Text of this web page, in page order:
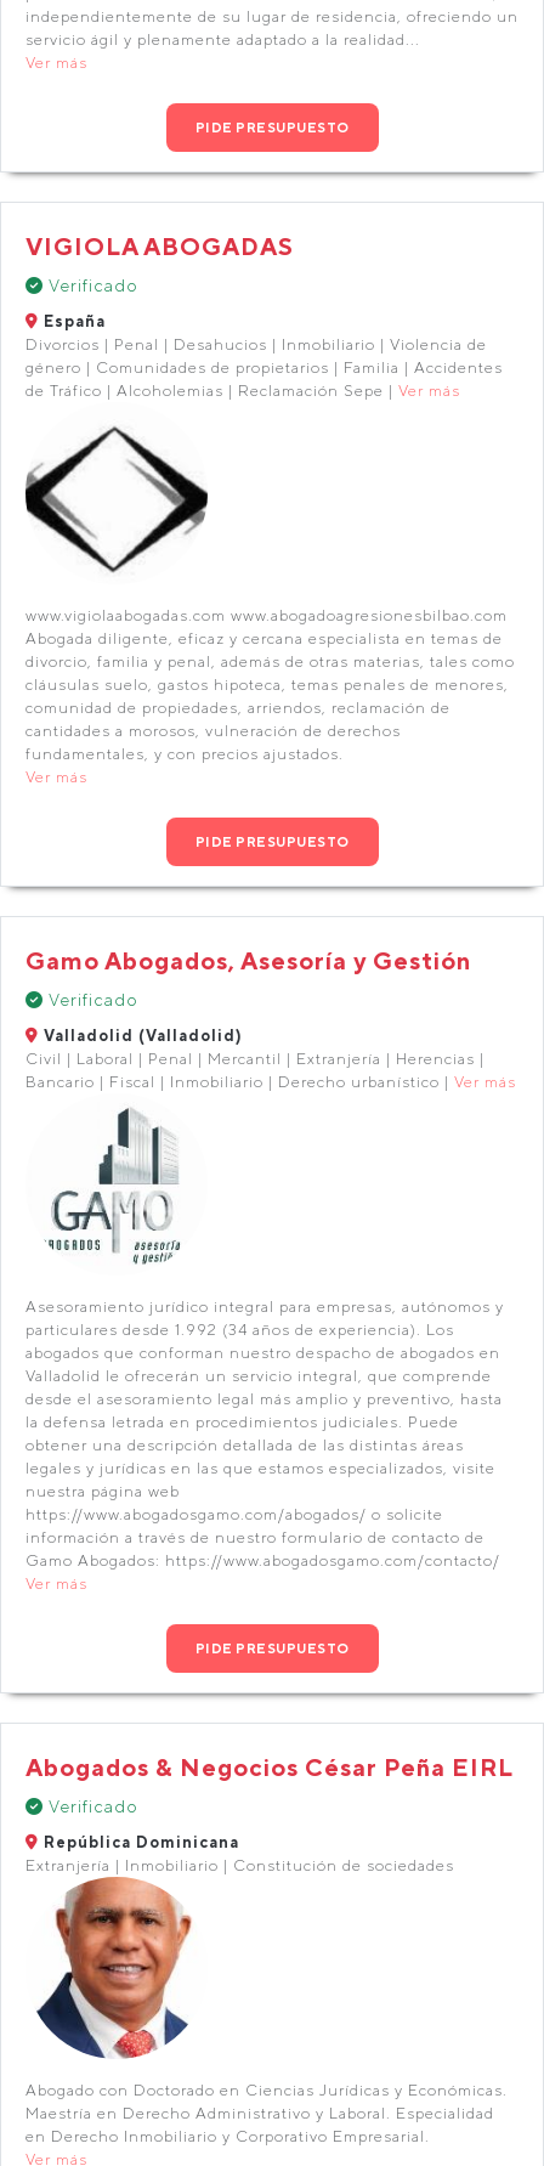
independientemente de su lugar de residencia, ofreciendo un
servicio ágil y plenamente adaptado a la realidad...
Ver más
PIDE PRESUPUESTO
VIGIOLA ABOGADAS
Verificado
España
Divorcios | Penal | Desahucios | Inmobiliario | Violencia de
género | Comunidades de propietarios | Familia | Accidentes
de Tráfico | Alcoholemias | Reclamación Sepe | Ver más
www.vigiolaabogadas.com www.abogadoagresionesbilbao.com
Abogada diligente, eficaz y cercana especialista en temas de
divorcio, familia y penal, además de otras materias, tales como
cláusulas suelo, gastos hipoteca, temas penales de menores,
comunidad de propiedades, arriendos, reclamación de
cantidades a morosos, vulneración de derechos
fundamentales, y con precios ajustados.
Ver más
PIDE PRESUPUESTO
Gamo Abogados, Asesoría y Gestión
Verificado
Valladolid (Valladolid)
Civil | Laboral | Penal | Mercantil | Extranjería | Herencias |
Bancario | Fiscal | Inmobiliario | Derecho urbanístico | Ver más
Asesoramiento jurídico integral para empresas, autónomos y
particulares desde 1.992 (34 años de experiencia). Los
abogados que conforman nuestro despacho de abogados en
Valladolid le ofrecerán un servicio integral, que comprende
desde el asesoramiento legal más amplio y preventivo, hasta
la defensa letrada en procedimientos judiciales. Puede
obtener una descripción detallada de las distintas áreas
legales y jurídicas en las que estamos especializados, visite
nuestra página web
https://www.abogadosgamo.com/abogados/ o solicite
información a través de nuestro formulario de contacto de
Gamo Abogados: https://www.abogadosgamo.com/contacto/
Ver más
PIDE PRESUPUESTO
Abogados & Negocios César Peña EIRL
Verificado
República Dominicana
Extranjería | Inmobiliario | Constitución de sociedades
Abogado con Doctorado en Ciencias Jurídicas y Económicas.
Maestría en Derecho Administrativo y Laboral. Especialidad
en Derecho Inmobiliario y Corporativo Empresarial.
Ver más